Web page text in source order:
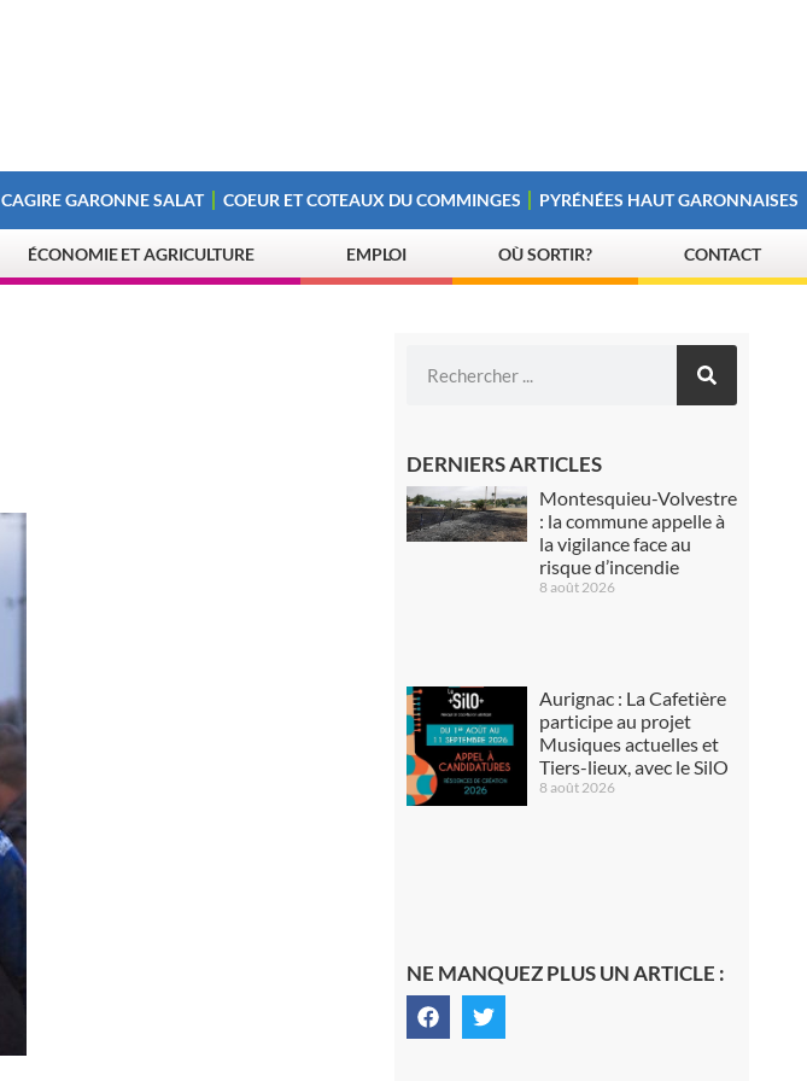
CAGIRE GARONNE SALAT COEUR ET COTEAUX DU COMMINGES PYRÉNÉES HAUT GARONNAISES
ÉCONOMIE ET AGRICULTURE EMPLOI OÙ SORTIR? CONTACT
DERNIERS ARTICLES
Montesquieu-Volvestre
: la commune appelle à
la vigilance face au
risque d’incendie
8 août 2026
Aurignac : La Cafetière
participe au projet
Musiques actuelles et
Tiers-lieux, avec le SilO
8 août 2026
NE MANQUEZ PLUS UN ARTICLE :